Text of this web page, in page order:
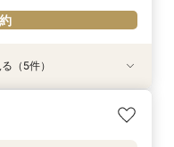
の来館◎》会場まるごと
える★/神前式＊挙式スタ
前中フェア参加で国産牛
コーディネート見学！
優待付／感動のチャペル
も貸切！／特別プラン
（5件）